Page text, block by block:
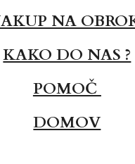
NA
KAKO DO NAS ?
POMOČ
DOMOV